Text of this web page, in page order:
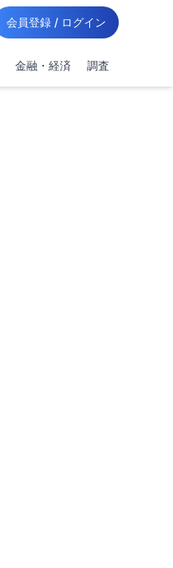
会員登録 / ログイン
金融・経済 調査